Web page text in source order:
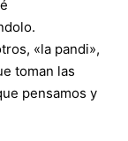
«la pandi»,
toman las
pensamos y